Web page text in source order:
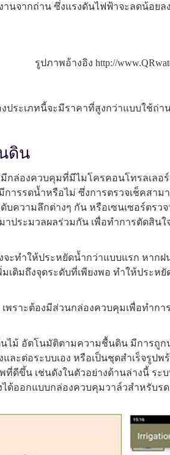
านจากถ่าน ซึ่งแรงดันไฟฟ้าจะลดน้อ
รูปภาพอ้างอิง http://
ประเภทนี้จะมีราคาที่สูงกว่าแบบใช้
ดิน
องควบคุมที่มีไมโครคอนโทรลเลอร์
รรดน้ำหรือไม่ ซึ่งการตรวจเช็คสามา
ความลึกต่างๆ กัน หรือเซนเซอร์ต
ประมวลผลร่วมกัน เพื่อทำการตัดสิน
ะทำให้ประหยัดน้ำกว่าแบบแรก หาก
ติมถึงจุดระดับที่เพียงพอ ทำให้ประ
พราะต้องมีส่วนกล่องควบคุมเพื่อทำก
ไม้ อัตโนมัติตามความชื้นดิน มีการถูก
ะต่อระบบเอง หรือเป็นชุดสำเร็จรูป
ดีขึ้น เช่นดังในตัวอย่างด้านล่างนี้ ร
ออกแบบกล่องควบคุมวาล์วสำหรับรดน้